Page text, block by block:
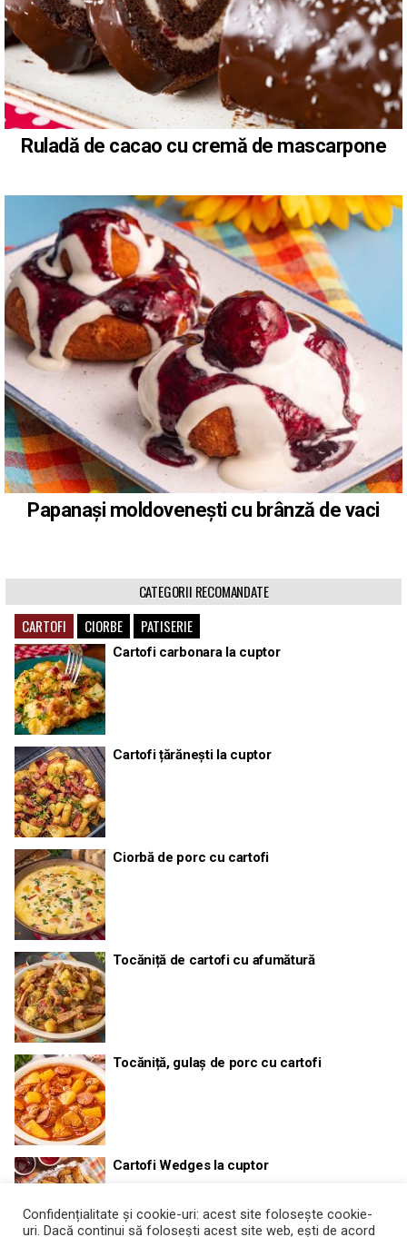
Ruladă de cacao cu cremă de mascarpone
Papanași moldovenești cu brânză de vaci
CATEGORII RECOMANDATE
CARTOFI
CIORBE PATISERIE
Cartofi carbonara la cuptor
Cartofi țărănești la cuptor
Ciorbă de porc cu cartofi
Tocăniță de cartofi cu afumătură
Tocăniță, gulaș de porc cu cartofi
Cartofi Wedges la cuptor
Confidențialitate și cookie-uri: acest site folosește cookie-
uri. Dacă continui să folosești acest site web, ești de acord